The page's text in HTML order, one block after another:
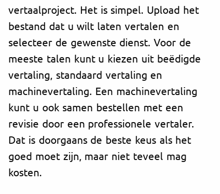
vertaalproject. Het is simpel. Upload het
bestand dat u wilt laten vertalen en
selecteer de gewenste dienst. Voor de
meeste talen kunt u kiezen uit beëdigde
vertaling, standaard vertaling en
machinevertaling. Een machinevertaling
kunt u ook samen bestellen met een
revisie door een professionele vertaler.
Dat is doorgaans de beste keus als het
goed moet zijn, maar niet teveel mag
kosten.